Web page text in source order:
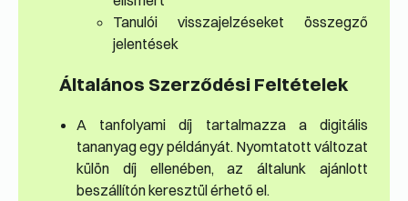
Tanulói visszajelzéseket összegző
jelentések
Általános Szerződési Feltételek
A tanfolyami díj tartalmazza a digitális
tananyag egy példányát. Nyomtatott változat
külön díj ellenében, az általunk ajánlott
beszállítón keresztül érhető el.